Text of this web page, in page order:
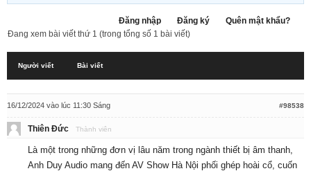
Đăng nhập Đăng ký
Quên mật khẩu?
Đang xem bài viết thứ 1 (trong tổng số 1 bài viết)
Người viết Bài viết
16/12/2024 vào lúc 11:30 Sáng #98538
Thiên Đức Thành viên
Là một trong những đơn vị lâu năm trong ngành thiết bị âm thanh,
Anh Duy Audio mang đến AV Show Hà Nội phối ghép hoài cổ, cuốn